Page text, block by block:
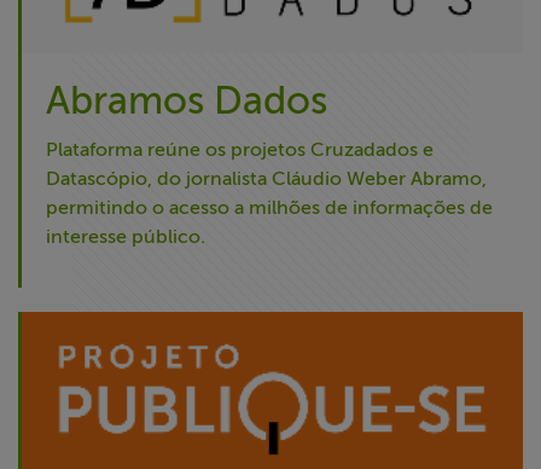
Abramos Dados
Plataforma reúne os projetos Cruzadados e
Datascópio, do jornalista Cláudio Weber Abramo,
permitindo o acesso a milhões de informações de
interesse público.